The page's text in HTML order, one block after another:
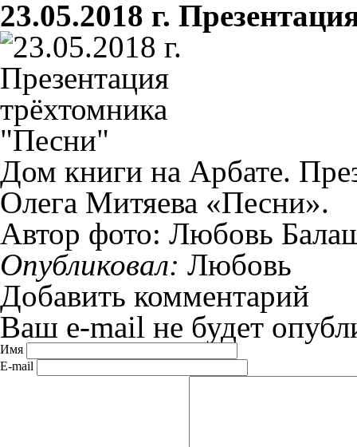
23.05.2018 г.
Дом книги на Арбате.
Олега Митяева «Песни».
Автор фото: Любовь
Опубликовал: Любовь
Добавить комментарий
Ваш e-mail не будет
Имя
E-mail